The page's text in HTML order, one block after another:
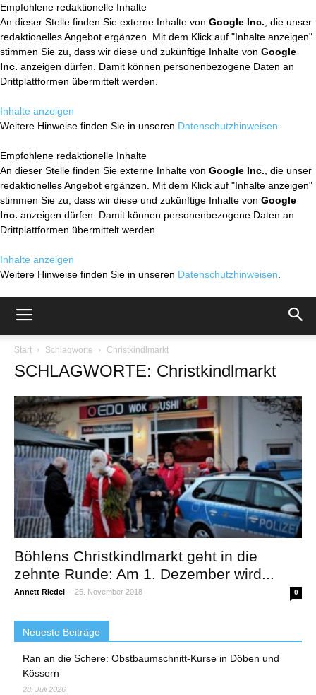
Empfohlene redaktionelle Inhalte
An dieser Stelle finden Sie externe Inhalte von Google Inc. , die unser
redaktionelles Angebot ergänzen. Mit dem Klick auf "Inhalte anzeigen"
stimmen Sie zu, dass wir diese und zukünftige Inhalte von Google
Inc. anzeigen dürfen. Damit können personenbezogene Daten an
Drittplattformen übermittelt werden.
Inhalte anzeigen
Weitere Hinweise finden Sie in unseren Datenschutzhinweisen
Empfohlene redaktionelle Inhalte
An dieser Stelle finden Sie externe Inhalte von Google Inc. , die unser
redaktionelles Angebot ergänzen. Mit dem Klick auf "Inhalte anzeigen"
stimmen Sie zu, dass wir diese und zukünftige Inhalte von Google
Inc. anzeigen dürfen. Damit können personenbezogene Daten an
Drittplattformen übermittelt werden.
Inhalte anzeigen
Weitere Hinweise finden Sie in unseren Datenschutzhinweisen
Start Schlagworte Christkindlmarkt
SCHLAGWORTE: Christkindlmarkt
Böhlens Christkindlmarkt geht in die
zehnte Runde: Am 1. Dezember wird...
Annett Riedel - 25. November 2018 0
Neueste Beiträge
Ran an die Schere: Obstbaumschnitt-Kurse in Döben und
Kössern
28. Juli 2026